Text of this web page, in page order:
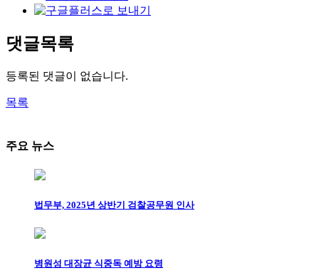
댓글목록
등록된 댓글이 없습니다.
목록
주요 뉴스
법무부, 2025년 상반기 검찰공무원 인사
병원성 대장균 식중독 예방 요령